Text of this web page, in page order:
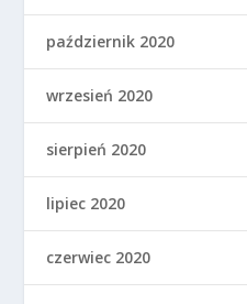
październik 2020
wrzesień 2020
sierpień 2020
lipiec 2020
czerwiec 2020